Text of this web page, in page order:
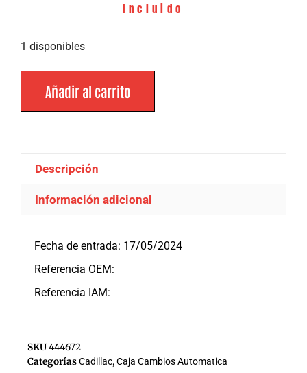
Incluido
1 disponibles
Añadir al carrito
Descripción
Información adicional
Fecha de entrada: 17/05/2024
Referencia OEM:
Referencia IAM:
SKU444672
CategoríasCadillac,Caja Cambios Automatica